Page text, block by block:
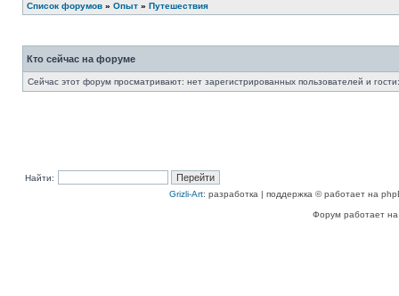
Список форумов » Опыт » Путешествия
Кто сейчас на форуме
Сейчас этот форум просматривают: нет зарегистрированных пользователей и
Найти:
Grizli-Art: разработка | поддержка © работает на
Форум работает